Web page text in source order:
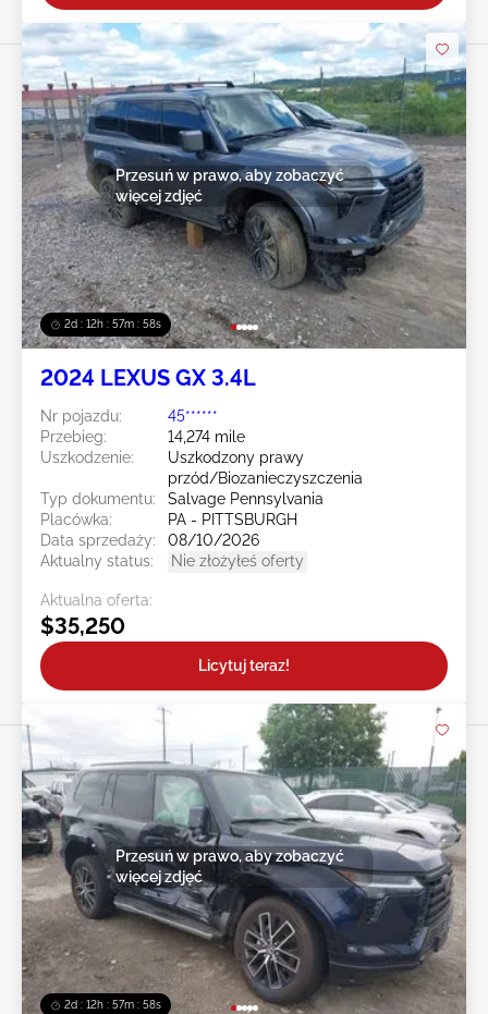
2d : 12h : 57m : 55s
Przesuń w prawo, aby zobaczyć
więcej zdjęć
2024 LEXUS GX 3.4L
Nr pojazdu:
45******
Przebieg:
14,274 mile
Uszkodzenie:
Uszkodzony prawy
przód/Biozanieczyszczenia
Typ dokumentu:
Salvage Pennsylvania
Placówka:
PA - PITTSBURGH
Data sprzedaży:
08/10/2026
Aktualny status:
Nie złożyłeś oferty
Aktualna oferta:
$35,250
Licytuj teraz!
2d : 12h : 57m : 55s
Przesuń w prawo, aby zobaczyć
więcej zdjęć